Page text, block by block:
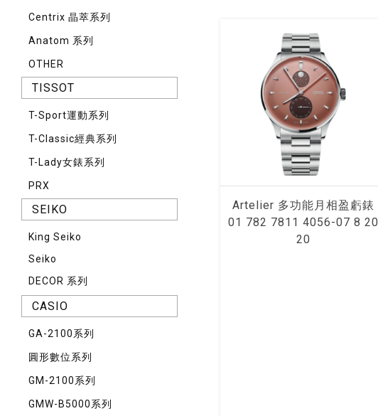
Centrix 晶萃系列
Anatom 系列
OTHER
TISSOT
T-Sport運動系列
T-Classic經典系列
T-Lady女錶系列
PRX
SEIKO
King Seiko
Seiko
DECOR 系列
CASIO
GA-2100系列
圓形數位系列
GM-2100系列
GMW-B5000系列
Artelier 多功能月相盈虧錶
01 782 7811 4056-07 8 20
20